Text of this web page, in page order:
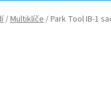
/Multiklíče/Park Tool IB-1